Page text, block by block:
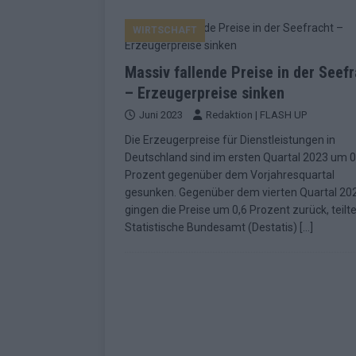
[ Mai 2026 ] ESC-Finale morgen:
[ Mai 2026 ] „Douze Points“ – wie
EUROVISION
[ Mai 2026 ] Das ESC-Finale ist
[ Mai 2026 ] JJ hat den Abend
KOMMENTAR
[ Mai 2026 ] ESC-Halbfinale 2: Das
WIRTSCHAFT
Massiv fallende Preise in der
– Erzeugerpreise sinken
Juni 2023 Redaktion | FLASH UP
Die Erzeugerpreise für Dienstleistungen in
Deutschland sind im ersten Quartal 2023 um
Prozent gegenüber dem Vorjahresquartal
gesunken. Gegenüber dem vierten Quartal
gingen die Preise um 0,6 Prozent zurück,
Statistische Bundesamt (Destatis)